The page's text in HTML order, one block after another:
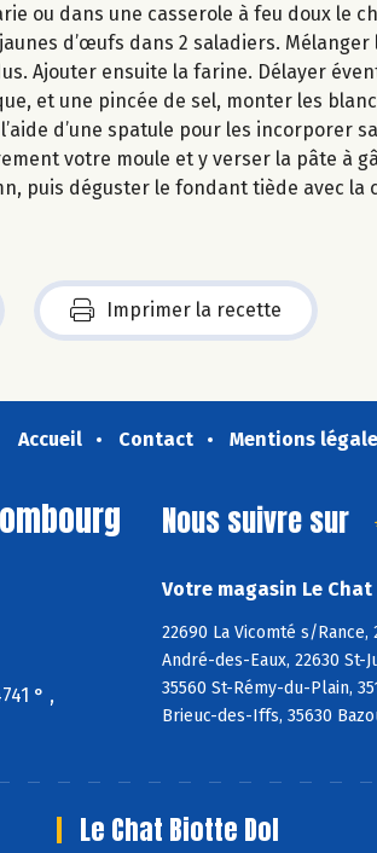
ou dans une casserole à feu doux le
d’œufs dans 2 saladiers.
Ajouter ensuite la farine. Délayer
et une pincée de sel, monter les
d’une spatule pour les incorporer
votre moule et y verser la pâte à
puis déguster le fondant tiède avec
Imprimer la recette
Accueil Contact Mentions
° ,
Nous suivre sur
Votre magasin Le
22690 La Vicomté s/Rance,
André-des-Eaux, 22630 St-
35560 St-Rémy-du-Plain,
Brieuc-des-Iffs, 35630
Le Chat Biotte Dol